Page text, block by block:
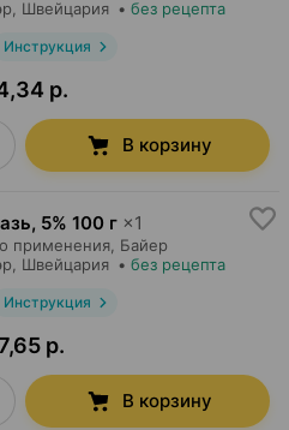
, Швейцария • без рецепта
Инструкция
р.
В корзину
, 5% 100 г ×1
применения, Байер
, Швейцария • без рецепта
Инструкция
р.
В корзину